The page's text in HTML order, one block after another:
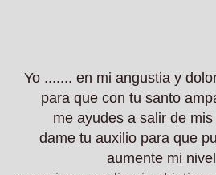
Yo ....... en mi angustia y
para que con tu santo
me ayudes a salir de
dame tu auxilio para que
aumente mi